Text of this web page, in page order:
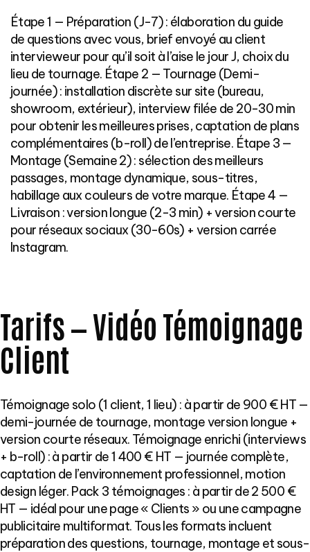
Étape 1 — Préparation (J-7) : élaboration du guide
de questions avec vous, brief envoyé au client
intervieweur pour qu’il soit à l’aise le jour J, choix du
lieu de tournage. Étape 2 — Tournage (Demi-
journée) : installation discrète sur site (bureau,
showroom, extérieur), interview filée de 20-30 min
pour obtenir les meilleures prises, captation de plans
complémentaires (b-roll) de l’entreprise. Étape 3 —
Montage (Semaine 2) : sélection des meilleurs
passages, montage dynamique, sous-titres,
habillage aux couleurs de votre marque. Étape 4 —
Livraison : version longue (2-3 min) + version courte
pour réseaux sociaux (30-60s) + version carrée
Instagram.
Tarifs — Vidéo Témoignage
Client
Témoignage solo (1 client, 1 lieu) : à partir de 900 € HT —
demi-journée de tournage, montage version longue +
version courte réseaux. Témoignage enrichi (interviews
+ b-roll) : à partir de 1 400 € HT — journée complète,
captation de l’environnement professionnel, motion
design léger. Pack 3 témoignages : à partir de 2 500 €
HT — idéal pour une page « Clients » ou une campagne
publicitaire multiformat. Tous les formats incluent
préparation des questions, tournage, montage et sous-